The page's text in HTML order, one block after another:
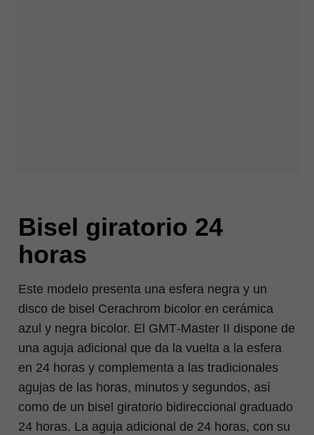
Bisel giratorio 24
horas
Este modelo presenta una esfera negra y un
disco de bisel Cerachrom bicolor en cerámica
azul y negra bicolor. El GMT‑Master II dispone de
una aguja adicional que da la vuelta a la esfera
en 24 horas y complementa a las tradicionales
agujas de las horas, minutos y segundos, así
como de un bisel giratorio bidireccional graduado
24 horas. La aguja adicional de 24 horas, con su